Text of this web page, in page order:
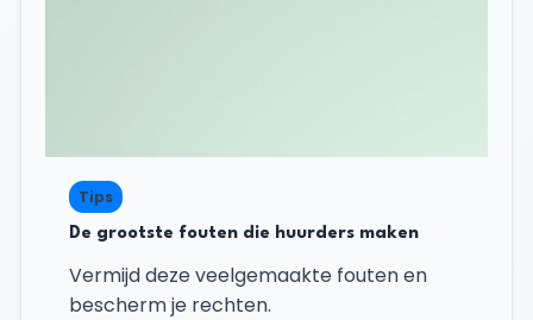
Tips
De grootste fouten die huurders maken
Vermijd deze veelgemaakte fouten en
bescherm je rechten.